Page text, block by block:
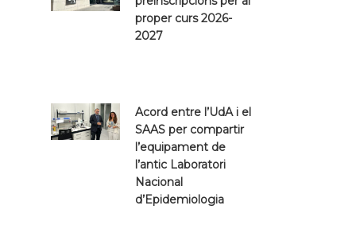
proper curs 2026-
2027
Acord entre l’UdA i el
SAAS per compartir
l’equipament de
l’antic Laboratori
Nacional
d’Epidemiologia